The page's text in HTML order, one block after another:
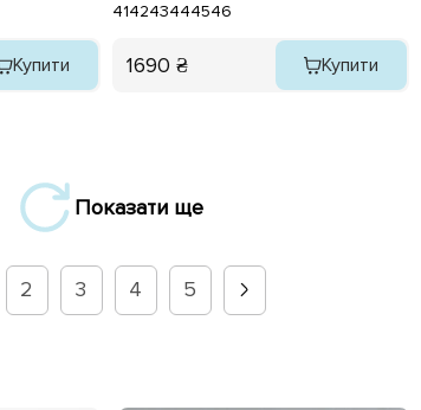
Купити
414243444546
1690 ₴ Купити
Показати ще
2 3 4 5